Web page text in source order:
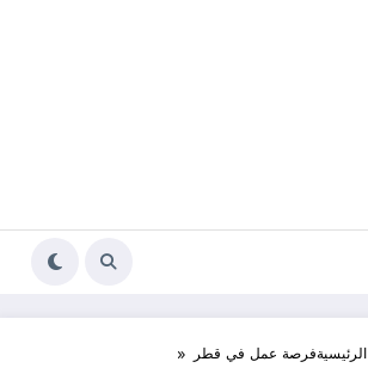
الرئيسيةفرصة عمل في قطر